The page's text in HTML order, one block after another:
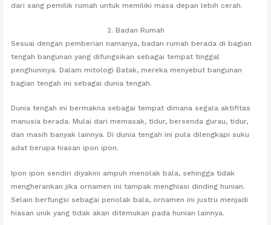
dari sang pemilik rumah untuk memiliki masa depan lebih cerah.
2. Badan Rumah
Sesuai dengan pemberian namanya, badan rumah berada di bagian
tengah bangunan yang difungsikan sebagai tempat tinggal
penghuninya. Dalam mitologi Batak, mereka menyebut bangunan
bagian tengah ini sebagai dunia tengah.
Dunia tengah ini bermakna sebagai tempat dimana segala aktifitas
manusia berada. Mulai dari memasak, tidur, bersenda gurau, tidur,
dan masih banyak lainnya. Di dunia tengah ini pula dilengkapi suku
adat berupa hiasan ipon ipon.
Ipon ipon sendiri diyakini ampuh menolak bala, sehingga tidak
mengherankan jika ornamen ini tampak menghiasi dinding hunian.
Selain berfungsi sebagai penolak bala, ornamen ini justru menjadi
hiasan unik yang tidak akan ditemukan pada hunian lainnya.